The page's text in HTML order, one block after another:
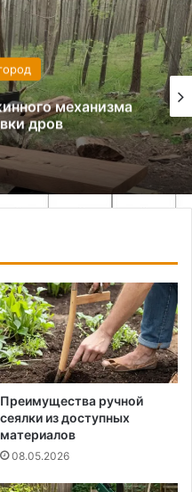
механизма
дров
Преимущества ручной
сеялки из доступных
материалов
08.05.2026